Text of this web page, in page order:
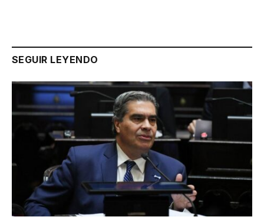
SEGUIR LEYENDO